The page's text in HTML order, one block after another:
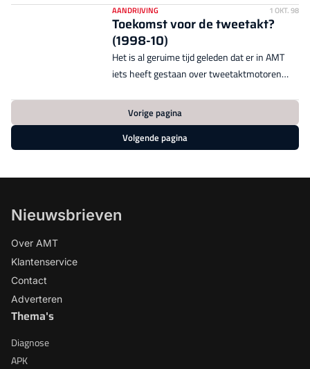
niet veel logischer zijn?
arbeidsslagen van een V4 ...
AANDRIJVING 1 OKT. 98
Toekomst voor de tweetakt?
(1998-10)
Het is al geruime tijd geleden dat er in AMT
iets heeft gestaan over tweetaktmotoren
stopt met het fabriceren ...
Vorige pagina
Volgende pagina
Nieuwsbrieven
Over AMT
Klantenservice
Contact
Adverteren
Thema's
Diagnose
APK